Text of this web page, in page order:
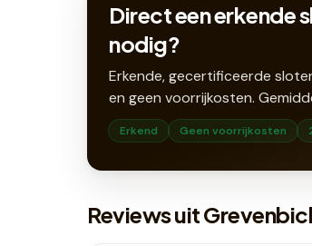
Direct een erkende
nodig?
Erkende, gecertificeerde
en geen voorrijkosten.
Erkend Geen voorrijkosten
Reviews uit